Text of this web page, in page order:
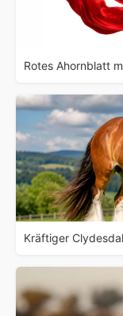
Rotes Ahornblatt
Kräftiger